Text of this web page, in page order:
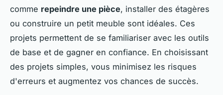
comme repeindre une pièce, installer des étagères
ou construire un petit meuble sont idéales. Ces
projets permettent de se familiariser avec les outils
de base et de gagner en confiance. En choisissant
des projets simples, vous minimisez les risques
d'erreurs et augmentez vos chances de succès.